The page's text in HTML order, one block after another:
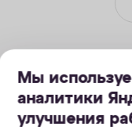
Мы
аналитики
улучшения